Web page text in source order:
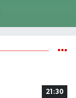
21:30